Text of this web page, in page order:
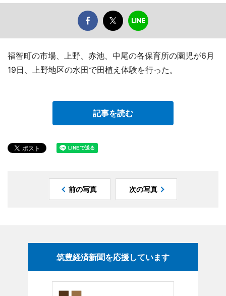
福智町の市場、上野、赤池、中尾の各保育所の園児が6月
19日、上野地区の水田で田植え体験を行った。
記事を読む
前の写真 次の写真
筑豊経済新聞を応援しています